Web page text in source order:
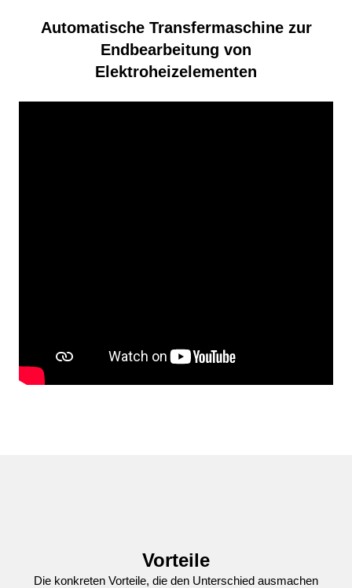
Automatische Transfermaschine zur
Endbearbeitung von
Elektroheizelementen
Vorteile
Die konkreten Vorteile, die den Unterschied ausmachen